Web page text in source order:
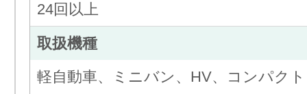
24回以上
取扱機種
軽自動車、ミニバン、HV、コンパク